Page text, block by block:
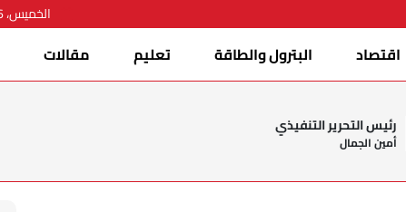
الخميس، 06 أغسطس 2026
اقتصاد البترول والطاقة تعليم مقالات
رئيس التحرير التنفيذي
أمين الجمال